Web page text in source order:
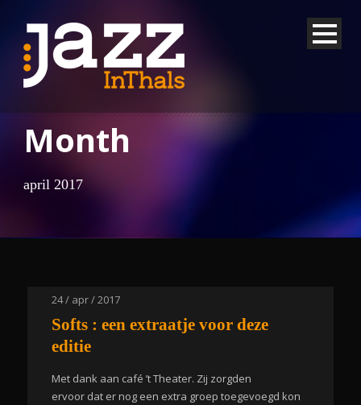
Month
april 2017
24 / apr / 2017
Softs : een extraatje voor deze
editie
Met dank aan café ’t Theater. Zij zorgden
ervoor dat er nog een extra groep toegevoegd kon